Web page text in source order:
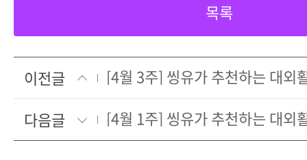
목록
이전글
[4월 3주] 씽유가 추천하는 대외
다음글
[4월 1주] 씽유가 추천하는 대외